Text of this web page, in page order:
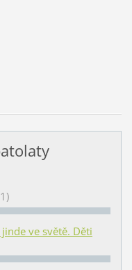
ve světě. Děti